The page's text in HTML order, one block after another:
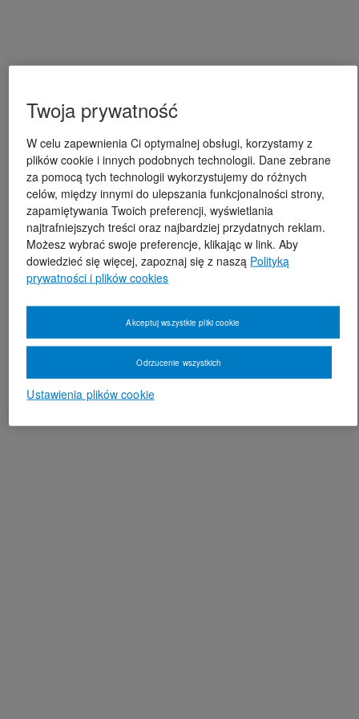
Twoja prywatność
W celu zapewnienia Ci optymalnej obsługi, korzystamy z
plików cookie i innych podobnych technologii. Dane zebrane
za pomocą tych technologii wykorzystujemy do różnych
celów, między innymi do ulepszania funkcjonalności strony,
zapamiętywania Twoich preferencji, wyświetlania
najtrafniejszych treści oraz najbardziej przydatnych reklam.
Możesz wybrać swoje preferencje, klikając w link. Aby
dowiedzieć się więcej, zapoznaj się z naszą Polityką
prywatności i plików cookies
Ustawienia plików cookie
Odrzucenie wszystkich
Akceptuj wszystkie pliki cookie